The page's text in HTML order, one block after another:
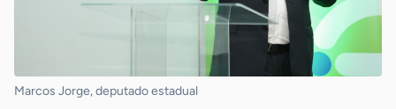
Marcos Jorge, deputado estadual